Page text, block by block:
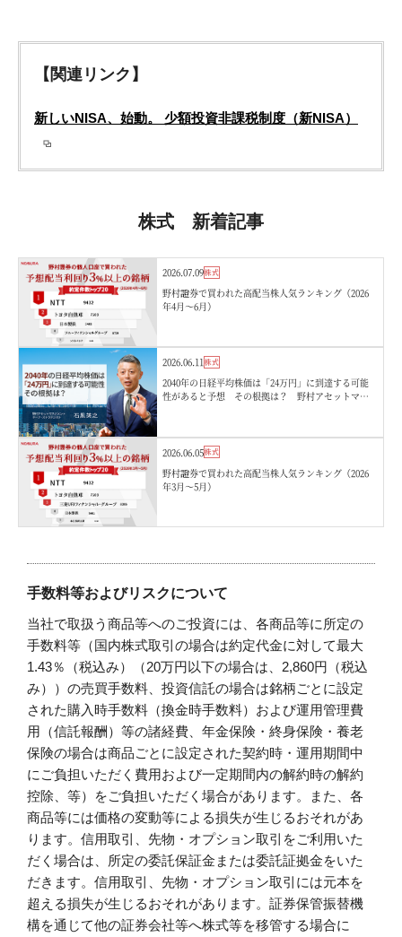
【関連リンク】
新しいNISA、始動。 少額投資非課税制度（新NISA）
株式 新着記事
2026.07.09株式
野村證券で買われた高配当株人気ランキング（2026
年4月〜6月）
2026.06.11株式
2040年の日経平均株価は「24万円」に到達する可能
性があると予想 その根拠は？ 野村アセットマネ
2026.06.05株式
野村證券で買われた高配当株人気ランキング（2026
年3月〜5月）
手数料等およびリスクについて
当社で取扱う商品等へのご投資には、各商品等に所定の
手数料等（国内株式取引の場合は約定代金に対して最大
1.43％（税込み）（20万円以下の場合は、2,860円（税込
み））の売買手数料、投資信託の場合は銘柄ごとに設定
された購入時手数料（換金時手数料）および運用管理費
用（信託報酬）等の諸経費、年金保険・終身保険・養老
保険の場合は商品ごとに設定された契約時・運用期間中
にご負担いただく費用および一定期間内の解約時の解約
控除、等）をご負担いただく場合があります。また、各
商品等には価格の変動等による損失が生じるおそれがあ
ります。信用取引、先物・オプション取引をご利用いた
だく場合は、所定の委託保証金または委託証拠金をいた
だきます。信用取引、先物・オプション取引には元本を
超える損失が生じるおそれがあります。証券保管振替機
構を通じて他の証券会社等へ株式等を移管する場合に